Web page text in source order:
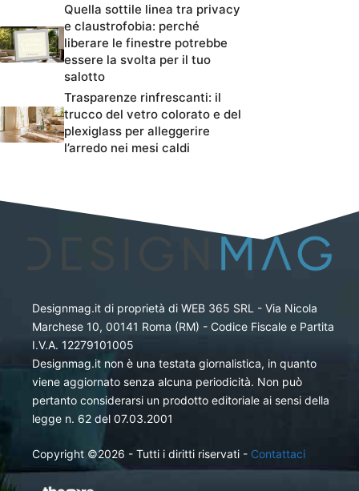
Quella sottile linea tra privacy
e claustrofobia: perché
liberare le finestre potrebbe
essere la svolta per il tuo
salotto
Trasparenze rinfrescanti: il
trucco del vetro colorato e del
plexiglass per alleggerire
l’arredo nei mesi caldi
Designmag.it di proprietà di WEB 365 SRL - Via Nicola
Marchese 10, 00141 Roma (RM) - Codice Fiscale e Partita
I.V.A. 12279101005
Designmag.it non è una testata giornalistica, in quanto
viene aggiornato senza alcuna periodicità. Non può
pertanto considerarsi un prodotto editoriale ai sensi della
legge n. 62 del 07.03.2001
Copyright ©2026 - Tutti i diritti riservati - Contattaci